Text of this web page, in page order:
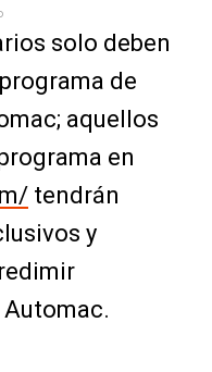
solo deben
de
aquellos
en
tendrán
y